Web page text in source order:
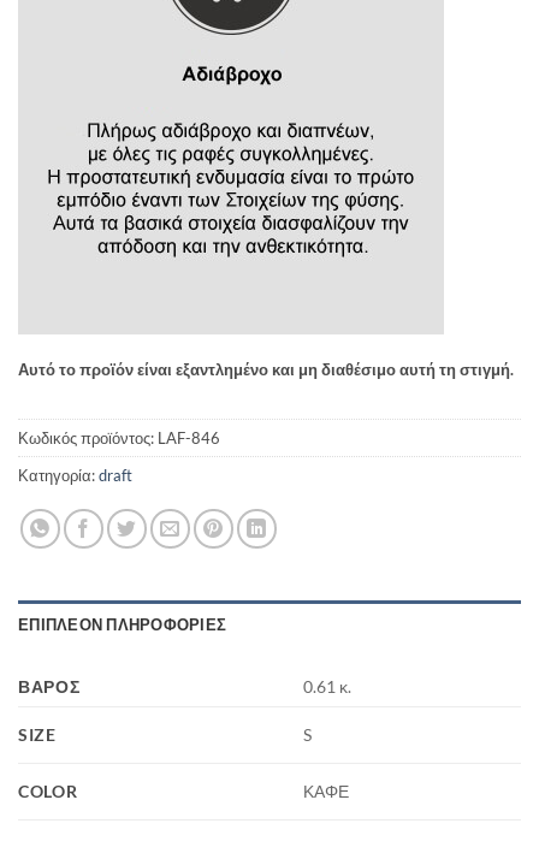
Αυτό το προϊόν είναι εξαντλημένο και μη διαθέσιμο αυτή τη στιγμή.
Κωδικός προϊόντος: LAF-846
Κατηγορία:draft
ΕΠΙΠΛΈΟΝ ΠΛΗΡΟΦΟΡΊΕΣ
ΒΆΡΟΣ 0.61 κ.
SIZE S
COLOR ΚΑΦΕ